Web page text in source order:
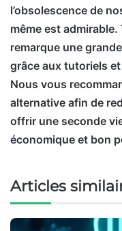
l’obsolescence de
même est
remarque une
grâce aux tutoriels
Nous vous
alternative afin de
offrir une seconde
économique et bon
Articles